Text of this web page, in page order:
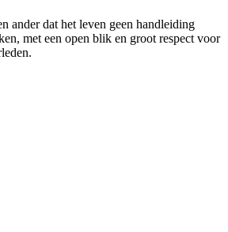
ander dat het leven geen handleiding
met een open blik en groot respect voor